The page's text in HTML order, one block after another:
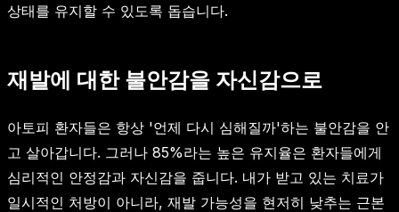
상태를 유지할 수 있도록 돕습니다.
재발에 대한 불안감을 자신감으로
아토피 환자들은 항상 '언제 다시 심해질까'하는 불안감을 안
고 살아갑니다. 그러나 85%라는 높은 유지율은 환자들에게
심리적인 안정감과 자신감을 줍니다. 내가 받고 있는 치료가
일시적인 처방이 아니라, 재발 가능성을 현저히 낮추는 근본